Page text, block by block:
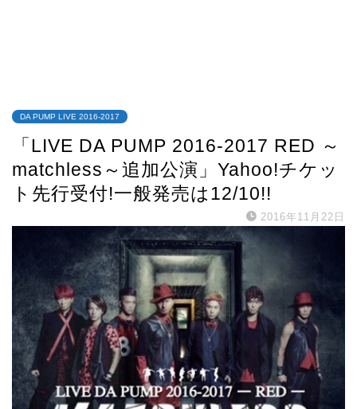
DA PUMP LIVE 2016-2017
「LIVE DA PUMP 2016-2017 RED ～
matchless～追加公演」Yahoo!チケッ
ト先行受付!一般発売は12/10!!
2016年11月22日